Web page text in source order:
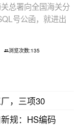
总署向全国海关分
号公函，就进出
浏览次数:135
，三项30
规：HS编码